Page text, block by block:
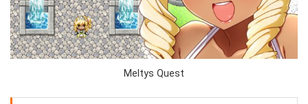
Meltys Quest